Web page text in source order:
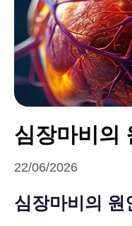
심장마비의
22/06/2026
심장마비의 원